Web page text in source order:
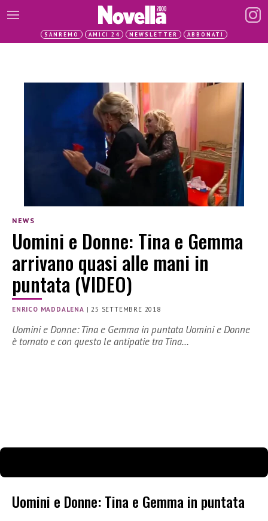
SANREMO AMICI 24 NEWSLETTER ABBONATI
NEWS
Uomini e Donne: Tina e Gemma
arrivano quasi alle mani in
puntata (VIDEO)
ENRICO MADDALENA |25 SETTEMBRE 2018
Uomini e Donne: Tina e Gemma in puntata Uomini e Donne
è tornato e con questo le antipatie tra Tina…
Uomini e Donne: Tina e Gemma in puntata